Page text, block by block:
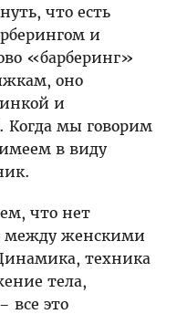
что есть
и
«барберинг»
оно
и
Когда мы говорим
в виду
что нет
между женскими
техника
тела,
все это